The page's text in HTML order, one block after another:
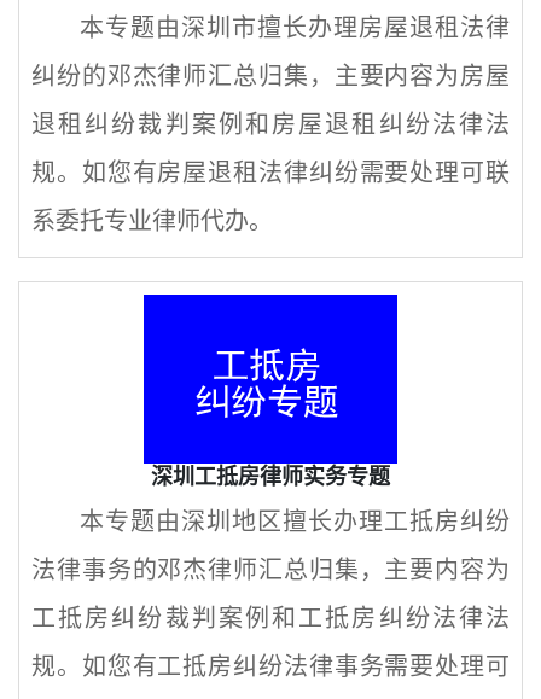
本专题由深圳市擅长办理房屋退租法律
纠纷的邓杰律师汇总归集，主要内容为房屋
退租纠纷裁判案例和房屋退租纠纷法律法
规。如您有房屋退租法律纠纷需要处理可联
系委托专业律师代办。
深圳工抵房律师实务专题
本专题由深圳地区擅长办理工抵房纠纷
法律事务的邓杰律师汇总归集，主要内容为
工抵房纠纷裁判案例和工抵房纠纷法律法
规。如您有工抵房纠纷法律事务需要处理可